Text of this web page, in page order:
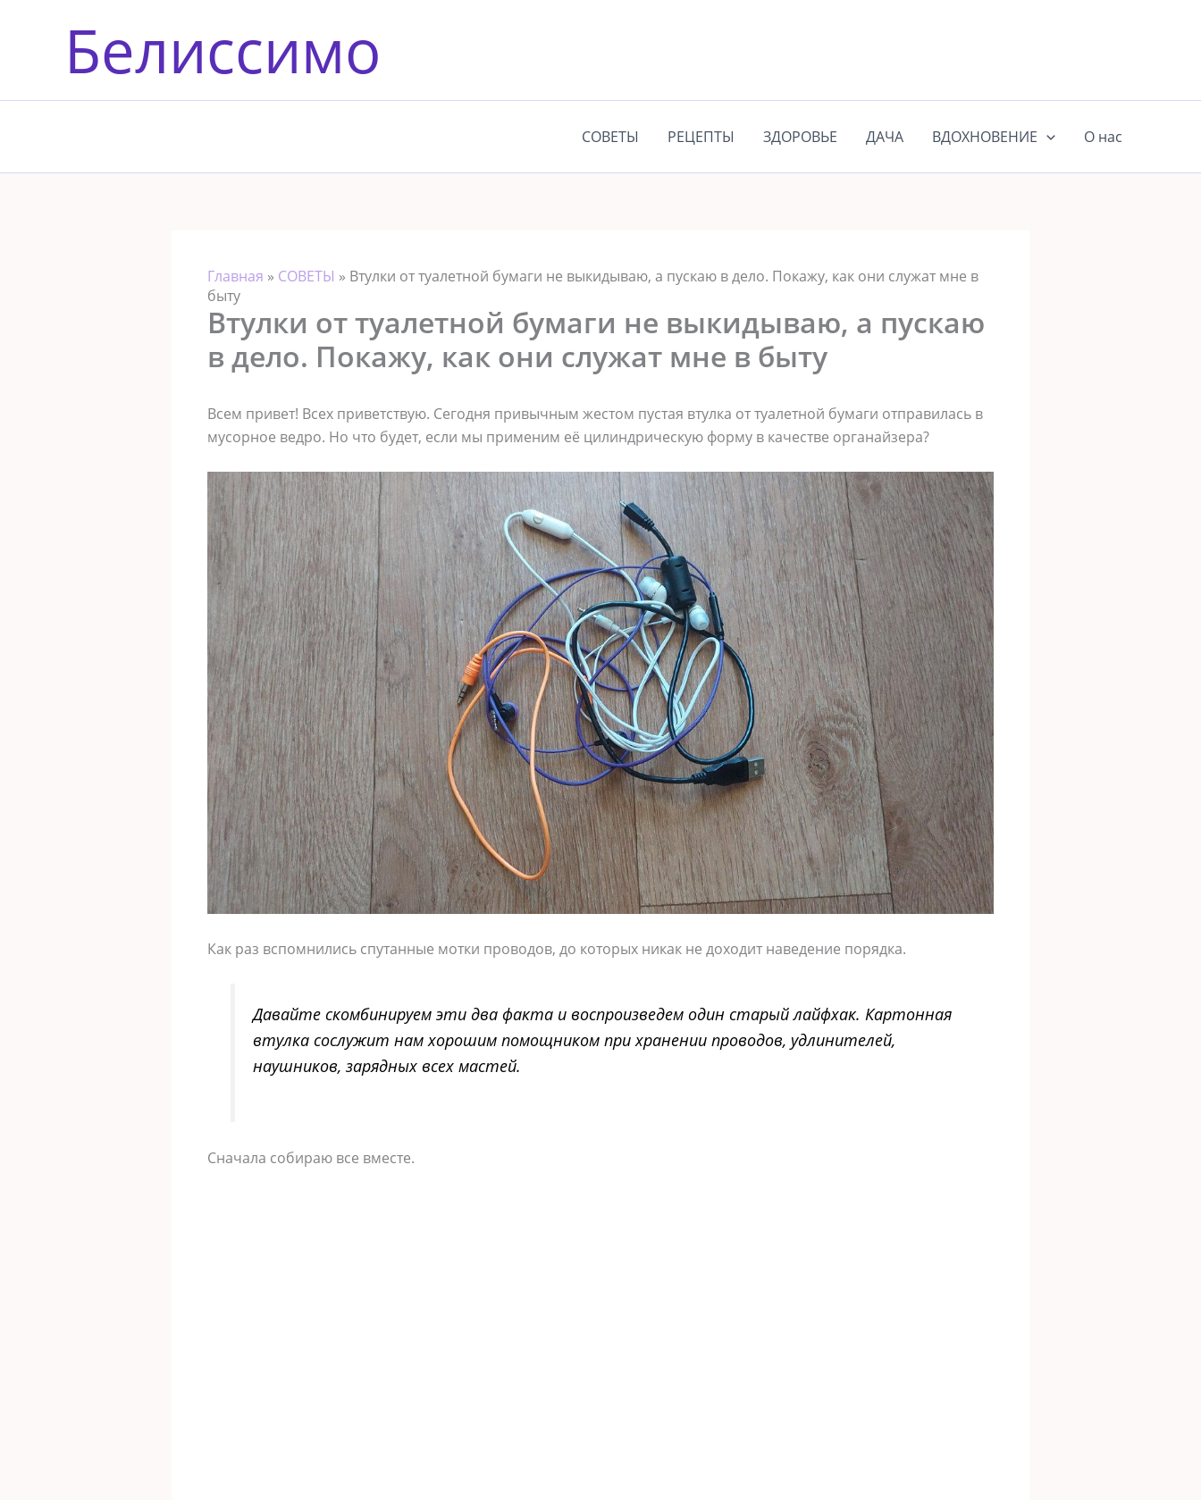
содержимомуБелиссимо
СОВЕТЫ РЕЦЕПТЫ ЗДОРОВЬЕ ДАЧА ВДОХНОВЕНИЕ О нас
Главная » СОВЕТЫ » Втулки от туалетной бумаги не выкидываю, а пускаю в дело. Покажу, как они служат мне в
быту
Втулки от туалетной бумаги не выкидываю, а пускаю
в дело. Покажу, как они служат мне в быту
Всем привет! Всех приветствую. Сегодня привычным жестом пустая втулка от туалетной бумаги отправилась в
мусорное ведро. Но что будет, если мы применим её цилиндрическую форму в качестве органайзера?
Как раз вспомнились спутанные мотки проводов, до которых никак не доходит наведение порядка.
Давайте скомбинируем эти два факта и воспроизведем один старый лайфхак. Картонная
втулка сослужит нам хорошим помощником при хранении проводов, удлинителей,
наушников, зарядных всех мастей.
Сначала собираю все вместе.